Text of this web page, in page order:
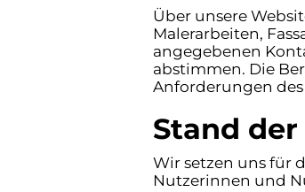
Über unsere
Malerarbeiten,
angegebenen
abstimmen. Die
Anforderungen
Stand
Wir setzen uns für
Nutzerinnen und